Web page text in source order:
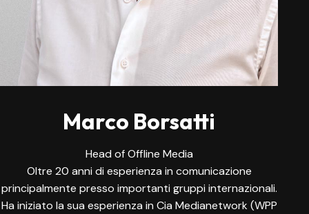
Marco Borsatti
Head of Offline Media
Oltre 20 anni di esperienza in comunicazione
principalmente presso importanti gruppi internazionali.
Ha iniziato la sua esperienza in Cia Medianetwork (WPP